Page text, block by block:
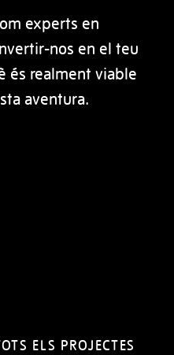
experts en
nos en el teu
és realment viable
aventura.
ELS PROJECTES